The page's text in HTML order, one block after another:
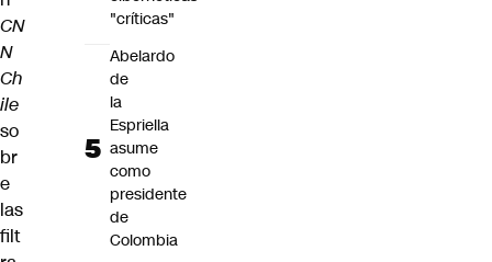
CN
N
Ch
ile
so
br
e
las
filt
"críticas"
Abelardo
de
la
Espriella
asume
como
presidente
de
Colombia